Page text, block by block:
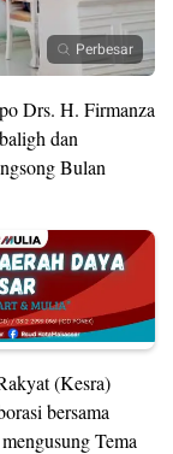
Perbesar
Drs. H. Firmanza
dan
Bulan
(Kesra)
bersama
Tema